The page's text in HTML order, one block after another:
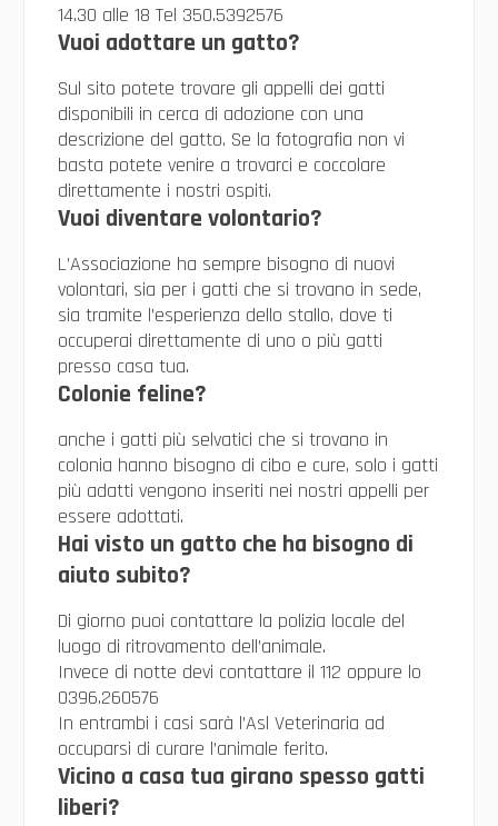
14.30 alle 18 Tel 350.5392576
Vuoi adottare un gatto?
Sul sito potete trovare gli appelli dei gatti
disponibili in cerca di adozione con una
descrizione del gatto. Se la fotografia non vi
basta potete venire a trovarci e coccolare
direttamente i nostri ospiti.
Vuoi diventare volontario?
L’Associazione ha sempre bisogno di nuovi
volontari, sia per i gatti che si trovano in sede,
sia tramite l’esperienza dello stallo, dove ti
occuperai direttamente di uno o più gatti
presso casa tua.
Colonie feline?
anche i gatti più selvatici che si trovano in
colonia hanno bisogno di cibo e cure, solo i gatti
più adatti vengono inseriti nei nostri appelli per
essere adottati.
Hai visto un gatto che ha bisogno di
aiuto subito?
Di giorno puoi contattare la polizia locale del
luogo di ritrovamento dell’animale.
Invece di notte devi contattare il 112 oppure lo
0396.260576
In entrambi i casi sarà l’Asl Veterinaria ad
occuparsi di curare l’animale ferito.
Vicino a casa tua girano spesso gatti
liberi?